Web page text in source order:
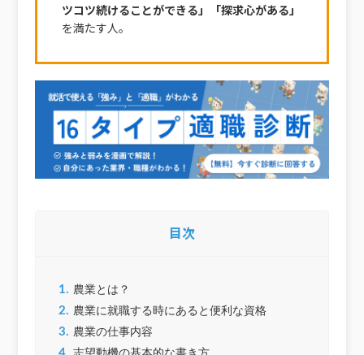
ツコツ続けることができる」「探求心がある」
を満たす人。
目次
1. 農業とは？
2. 農業に就職する時にあると便利な資格
3. 農業の仕事内容